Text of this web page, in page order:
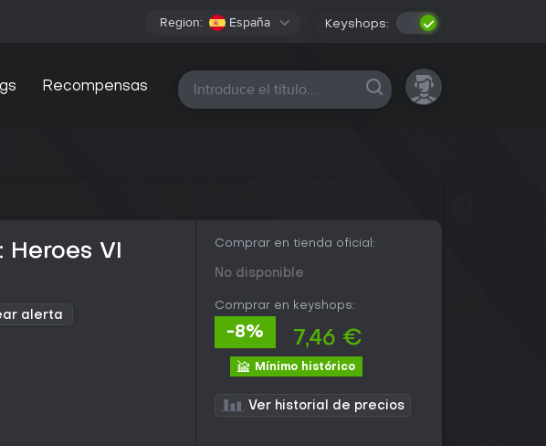
Region: España Keyshops:
Recompensas Todas las plataformas
VI
alerta
Comprar en tienda oficial:
No disponible
Comprar en keyshops:
-8% 7,46 €
Mínimo histórico
Ver historial de precios